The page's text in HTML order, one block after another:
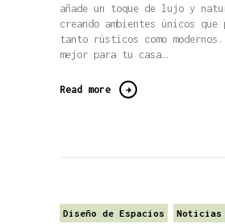
añade un toque de lujo y
creando ambientes únicos que
tanto rústicos como
mejor para tu casa…
Read more
Diseño de Espacios Noticias